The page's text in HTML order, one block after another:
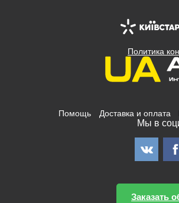
Политика
Помощь Доставка и оплата
Мы в
Заказать